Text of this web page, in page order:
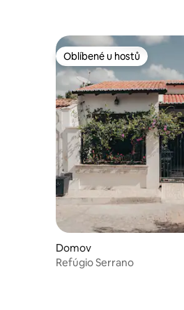
Oblíbené u hostů
Oblíbené u hostů
Domov
Refúgio Serrano